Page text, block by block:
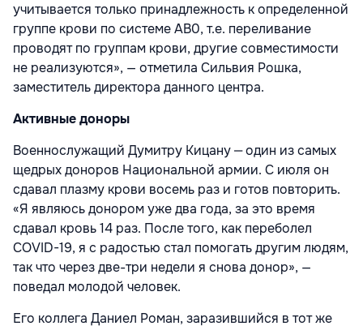
учиты­вается только принадлежность к опре­деленной
группе крови по системе AB0, т.е. переливание
проводят по группам крови, другие совместимости
не реализу­ются», — отметила Сильвия Рошка,
замести­тель директора данного центра.
Активные доноры
Военнослужащий Думитру Кицану ‒ один из самых
щедрых доноров Нацио­нальной армии. С июля он
сдавал плазму крови восемь раз и готов повторить.
«Я являюсь донором уже два года, за это время
сдавал кровь 14 раз. После того, как переболел
COVID-19, я с радостью стал помогать другим людям,
так что через две-три недели я снова донор», —
поведал молодой человек.
Его коллега Даниел Роман, заразив­шийся в тот же